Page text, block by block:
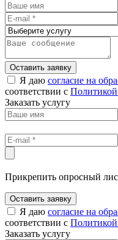
Оставить заявку
Я даю согласие на
соответствии с Политикой
Заказать услугу
Прикрепить опросный
Оставить заявку
Я даю согласие на
соответствии с Политикой
Заказать услугу